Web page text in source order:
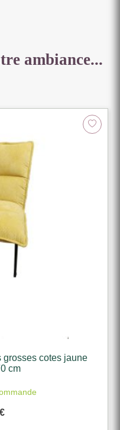
ambiance...
grosses cotes jaune
cm
€